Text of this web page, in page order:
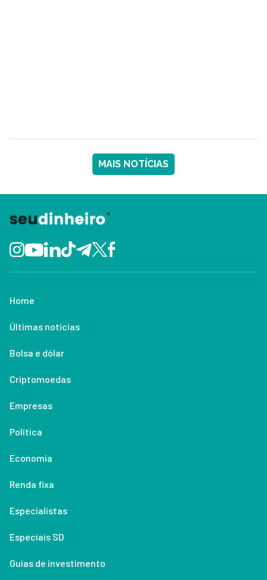
MAIS NOTÍCIAS
Home
Últimas notícias
Bolsa e dólar
Criptomoedas
Empresas
Política
Economia
Renda fixa
Especialistas
Especiais SD
Guias de investimento